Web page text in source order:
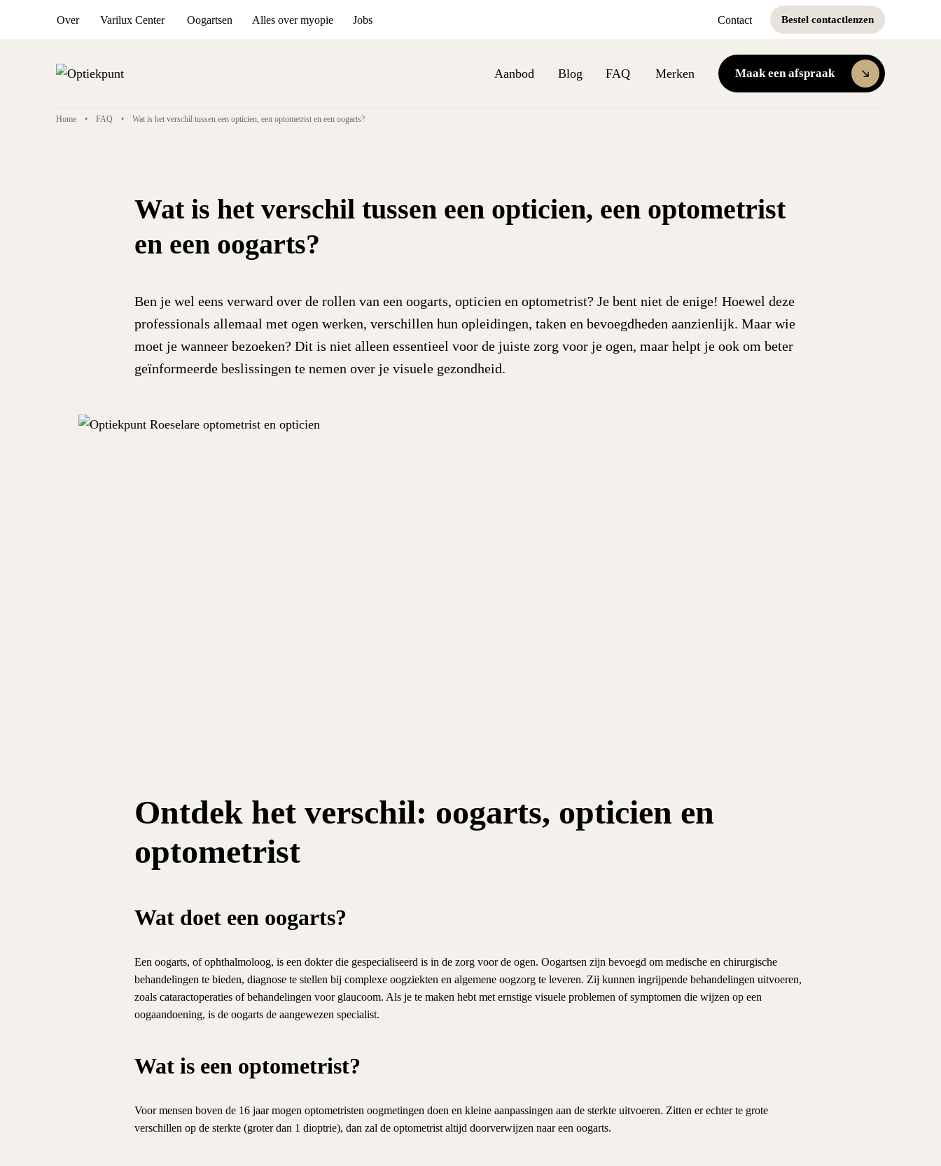
Over Varilux Center Oogartsen Alles over myopie Jobs Contact Bestel contactlenzen
Aanbod Blog FAQ Merken Maak een afspraak
Home FAQ Wat is het verschil tussen een opticien, een optometrist en een oogarts?
Wat is het verschil tussen een opticien, een optometrist
en een oogarts?
Ben je wel eens verward over de rollen van een oogarts, opticien en optometrist? Je bent niet de enige! Hoewel deze
professionals allemaal met ogen werken, verschillen hun opleidingen, taken en bevoegdheden aanzienlijk. Maar wie
moet je wanneer bezoeken? Dit is niet alleen essentieel voor de juiste zorg voor je ogen, maar helpt je ook om beter
geïnformeerde beslissingen te nemen over je visuele gezondheid.
Ontdek het verschil: oogarts, opticien en
optometrist
Wat doet een oogarts?
Een oogarts, of ophthalmoloog, is een dokter die gespecialiseerd is in de zorg voor de ogen. Oogartsen zijn bevoegd om medische en chirurgische
behandelingen te bieden, diagnose te stellen bij complexe oogziekten en algemene oogzorg te leveren. Zij kunnen ingrijpende behandelingen uitvoeren,
zoals cataractoperaties of behandelingen voor glaucoom. Als je te maken hebt met ernstige visuele problemen of symptomen die wijzen op een
oogaandoening, is de oogarts de aangewezen specialist.
Wat is een optometrist?
Voor mensen boven de 16 jaar mogen optometristen oogmetingen doen en kleine aanpassingen aan de sterkte uitvoeren. Zitten er echter te grote
verschillen op de sterkte (groter dan 1 dioptrie), dan zal de optometrist altijd doorverwijzen naar een oogarts.